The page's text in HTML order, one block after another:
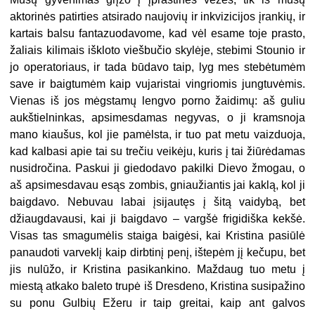
aktorinės patirties atsirado naujovių ir inkvizicijos įrankių, ir
kartais balsu fantazuodavome, kad vėl esame toje prasto,
žaliais kilimais iškloto viešbučio skylėje, stebimi Stounio ir
jo operatoriaus, ir tada būdavo taip, lyg mes stebėtumėm
save ir baigtumėm kaip vujaristai vingriomis jungtuvėmis.
Vienas iš jos mėgstamų lengvo porno žaidimų: aš guliu
aukštielninkas, apsimesdamas negyvas, o ji kramsnoja
mano kiaušus, kol jie pamėlsta, ir tuo pat metu vaizduoja,
kad kalbasi apie tai su trečiu veikėju, kuris į tai žiūrėdamas
nusidročina. Paskui ji giedodavo pakilki Dievo žmogau, o
aš apsimesdavau esąs zombis, gniaužiantis jai kaklą, kol ji
baigdavo. Nebuvau labai įsijautęs į šitą vaidybą, bet
džiaugdavausi, kai ji baigdavo – vargšė frigidiška kekšė.
Visas tas smagumėlis staiga baigėsi, kai Kristina pasiūlė
panaudoti varveklį kaip dirbtinį penį, ištepėm jį kečupu, bet
jis nulūžo, ir Kristina pasikankino. Maždaug tuo metu į
miestą atkako baleto trupė iš Dresdeno, Kristina susipažino
su ponu Gulbių Ežeru ir taip greitai, kaip ant galvos